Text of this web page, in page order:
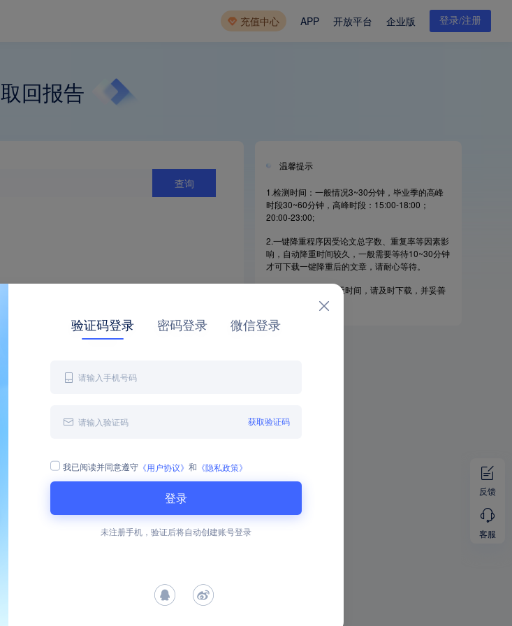
充值中心 APP 开放平台 企业版 登录/注册
取回报告
查询
温馨提示
1.检测时间：一般情况3~30分钟，毕业季的高峰
时段30~60分钟，高峰时段：15:00-18:00；
20:00-23:00;
2.一键降重程序因受论文总字数、重复率等因素影
响，自动降重时间较久，一般需要等待10~30分钟
才可下载一键降重后的文章，请耐心等待。
3.检测报告只保留7天时间，请及时下载，并妥善
反馈
客服
验证码登录 密码登录 微信登录
获取验证码
我已阅读并同意遵守 《用户协议》 和 《隐私政策》
登录
未注册手机，验证后将自动创建账号登录